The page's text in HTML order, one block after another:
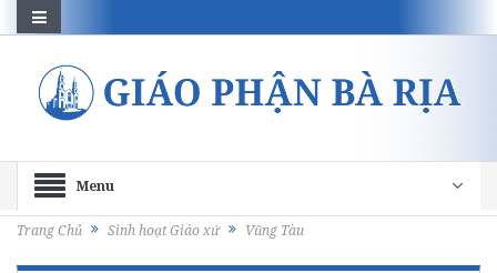
Menu
Trang Chủ Sinh hoạt Giáo xứ Vũng Tàu